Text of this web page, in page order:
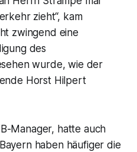
zieht“, kam
zwingend eine
des
wurde, wie der
Horst Hilpert
Manager, hatte auch
haben häufiger die